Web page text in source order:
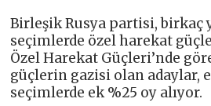
Birleşik Rusya partisi, birkaç
seçimlerde özel harekat
Özel Harekat Güçleri’nde
güçlerin gazisi olan adaylar,
seçimlerde ek %25 oy alıyor.